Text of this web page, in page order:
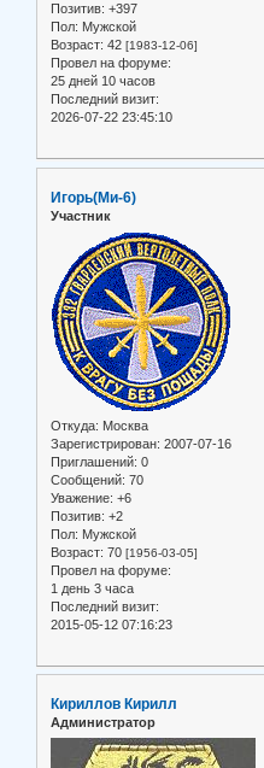
Позитив: +397
Пол: Мужской
Возраст: 42 [1983-12-06]
Провел на форуме:
25 дней 10 часов
Последний визит:
2026-07-22 23:45:10
Игорь(Ми-6)
Участник
Откуда: Москва
Зарегистрирован: 2007-07-16
Приглашений: 0
Сообщений: 70
Уважение: +6
Позитив: +2
Пол: Мужской
Возраст: 70 [1956-03-05]
Провел на форуме:
1 день 3 часа
Последний визит:
2015-05-12 07:16:23
Кириллов Кирилл
Администратор